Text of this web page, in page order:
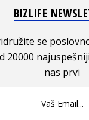
BIZLIFE
se
20000
nas prvi